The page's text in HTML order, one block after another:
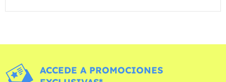
ACCEDE A PROMOCIONES